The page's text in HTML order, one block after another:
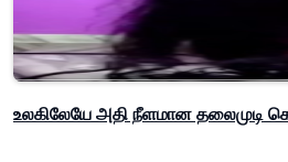
உலகிலேயே அதி நீளமான